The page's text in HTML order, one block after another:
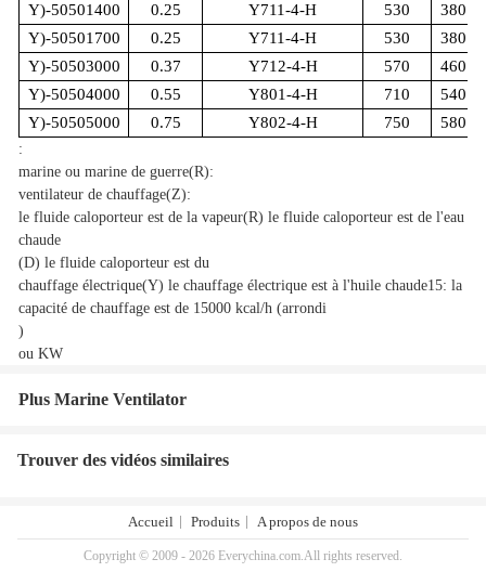
Y)-50501400 0.25 Y711-4-H 530 380
Y)-50501700 0.25 Y711-4-H 530 380
Y)-50503000 0.37 Y712-4-H 570 460
Y)-50504000 0.55 Y801-4-H 710 540
Y)-50505000 0.75 Y802-4-H 750 580
:
marine ou marine de guerre(R):
ventilateur de chauffage(Z):
le fluide caloporteur est de la vapeur(R) le fluide caloporteur est de l'eau
chaude
(D) le fluide caloporteur est du
chauffage électrique(Y) le chauffage électrique est à l'huile chaude15: la
capacité de chauffage est de 15000 kcal/h (arrondi
)
ou KW
Plus Marine Ventilator
Trouver des vidéos similaires
Accueil Produits A propos de nous
Copyright © 2009 - 2026 Everychina.com.All rights reserved.